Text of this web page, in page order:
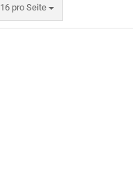
16 pro Seite
pro Seite